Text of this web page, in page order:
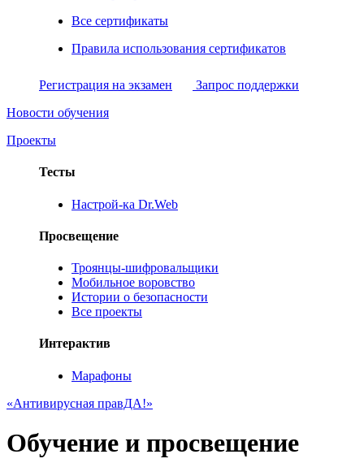
Все сертификаты
Правила использования сертификатов
Регистрация на экзамен
Запрос поддержки
Новости обучения
Проекты
Тесты
Настрой-ка Dr.Web
Просвещение
Троянцы-шифровальщики
Мобильное воровство
Истории о безопасности
Все проекты
Интерактив
Марафоны
«Антивирусная правДА!»
Обучение и просвещение